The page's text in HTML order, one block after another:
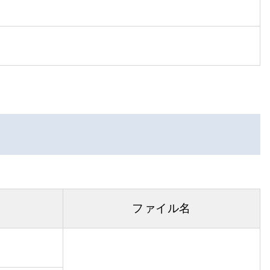
ファイル名